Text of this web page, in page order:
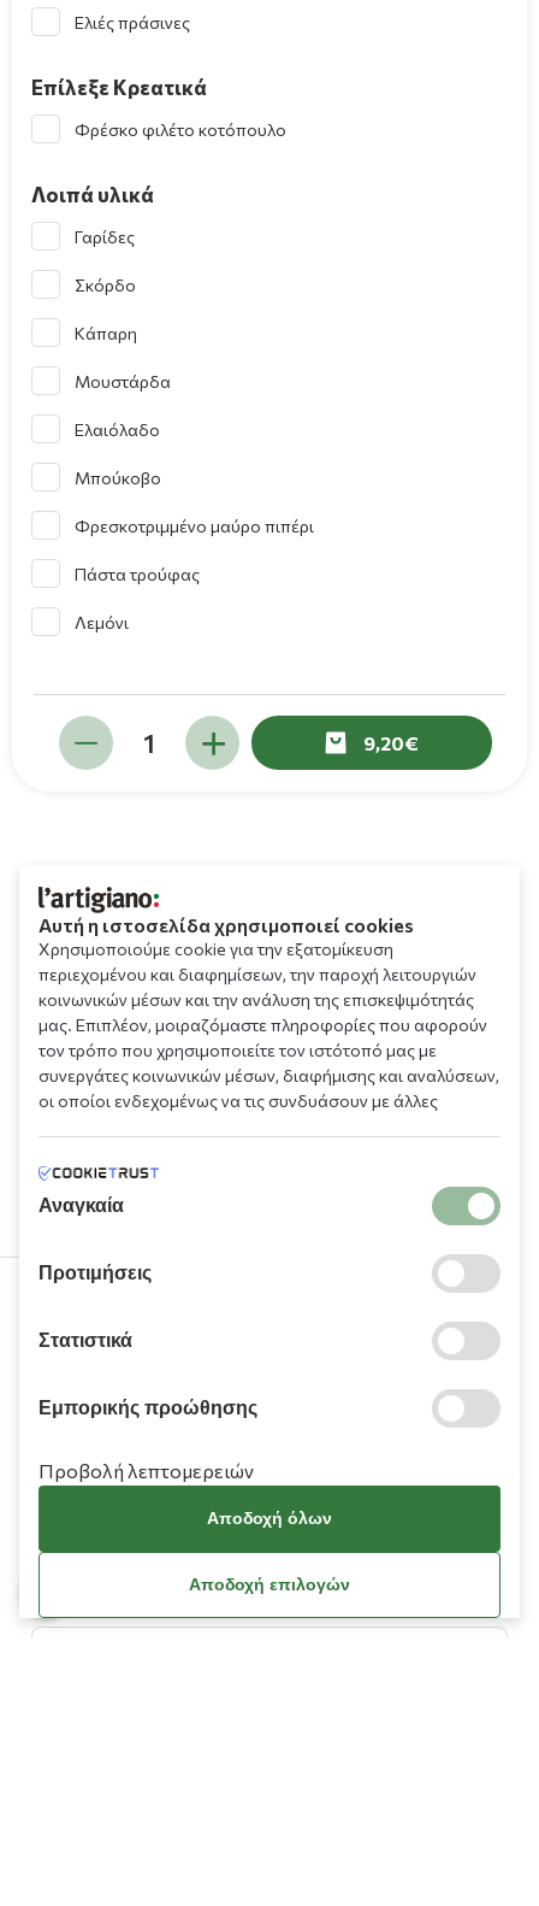
Ελιές πράσινες
Επίλεξε Κρεατικά
Φρέσκο φιλέτο κοτόπουλο
Λοιπά υλικά
Γαρίδες
Σκόρδο
Κάπαρη
Μουστάρδα
Ελαιόλαδο
Μπούκοβο
Φρεσκοτριμμένο μαύρο πιπέρι
Πάστα τρούφας
Λεμόνι
9,20
210 9709 100
Χρειάζεστε βοήθεια;
Αυτή η ιστοσελίδα χρησιμοποιεί cookies
Χρησιμοποιούμε cookie για την εξατομίκευση
περιεχομένου και διαφημίσεων, την παροχή λειτουργιών
κοινωνικών μέσων και την ανάλυση της επισκεψιμότητάς
μας. Επιπλέον, μοιραζόμαστε πληροφορίες που αφορούν
τον τρόπο που χρησιμοποιείτε τον ιστότοπό μας με
συνεργάτες κοινωνικών μέσων, διαφήμισης και αναλύσεων,
οι οποίοι ενδεχομένως να τις συνδυάσουν με άλλες
υπηρεσιών τους.
Αναγκαία
Προτιμήσεις
Στατιστικά
Εμπορικής προώθησης
Προβολή λεπτομερειών
Αποδοχή όλων
Αποδοχή επιλογών